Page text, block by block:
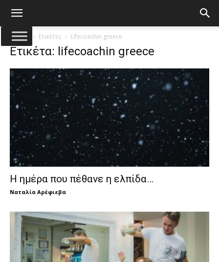
Αρχική Ετικέτες Lifecoachin greece
Ετικέτα: lifecoachin greece
Η ημέρα που πέθανε η ελπίδα…
Ναταλία Αρέφιεβα